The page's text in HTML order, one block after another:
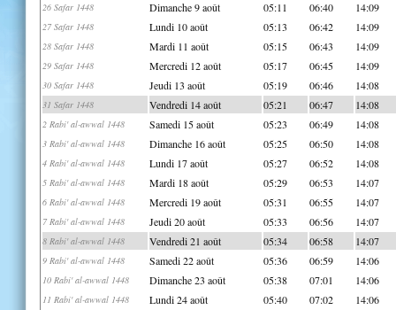
26 Safar 1448 Dimanche 9 août 05:11 06:40 14:09
27 Safar 1448 Lundi 10 août 05:13 06:42 14:09
28 Safar 1448 Mardi 11 août 05:15 06:43 14:09
29 Safar 1448 Mercredi 12 août 05:17 06:45 14:09
30 Safar 1448 Jeudi 13 août 05:19 06:46 14:08
31 Safar 1448 Vendredi 14 août 05:21 06:47 14:08
2 Rabi' al-awwal 1448 Samedi 15 août 05:23 06:49 14:08
3 Rabi' al-awwal 1448 Dimanche 16 août 05:25 06:50 14:08
4 Rabi' al-awwal 1448 Lundi 17 août 05:27 06:52 14:08
5 Rabi' al-awwal 1448 Mardi 18 août 05:29 06:53 14:07
6 Rabi' al-awwal 1448 Mercredi 19 août 05:31 06:55 14:07
7 Rabi' al-awwal 1448 Jeudi 20 août 05:33 06:56 14:07
8 Rabi' al-awwal 1448 Vendredi 21 août 05:34 06:58 14:07
9 Rabi' al-awwal 1448 Samedi 22 août 05:36 06:59 14:06
10 Rabi' al-awwal 1448 Dimanche 23 août 05:38 07:01 14:06
11 Rabi' al-awwal 1448 Lundi 24 août 05:40 07:02 14:06